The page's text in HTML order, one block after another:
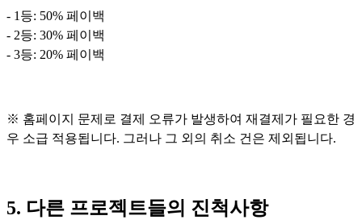
- 1등: 50% 페이백
- 2등: 30% 페이백
- 3등: 20% 페이백
※ 홈페이지 문제로 결제 오류가 발생하여 재결제가 필요한 경
우 소급 적용됩니다. 그러나 그 외의 취소 건은 제외됩니다.
5. 다른 프로젝트들의 진척사항